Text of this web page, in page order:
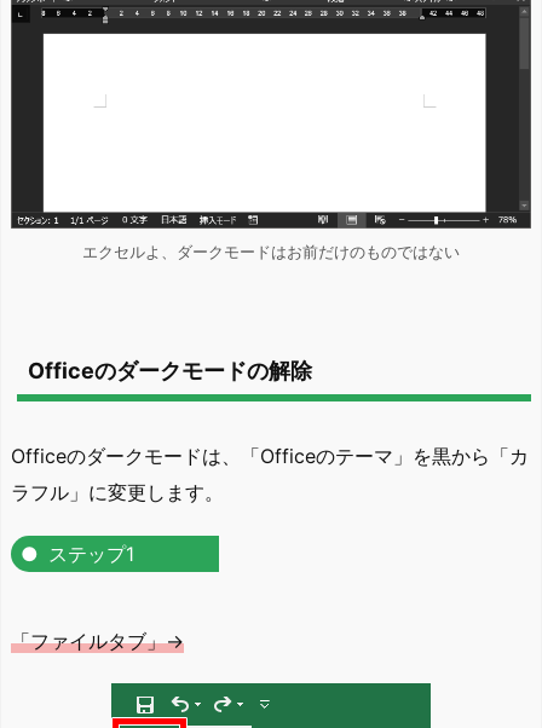
エクセルよ、ダークモードはお前だけのものではない
Officeのダークモードの解除
Officeのダークモードは、「Officeのテーマ」を黒から「カ
ラフル」に変更します。
ステップ1
「ファイルタブ」→